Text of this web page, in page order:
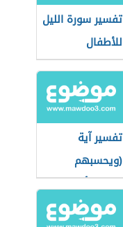
تفسير سورة الليل
للأطفال
تفسير آية
(ويحسبهم
الجاهل أغنياء من
التعفف)